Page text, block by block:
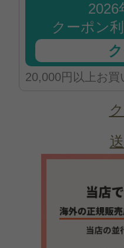
2026
クーポン
20,000円以上お